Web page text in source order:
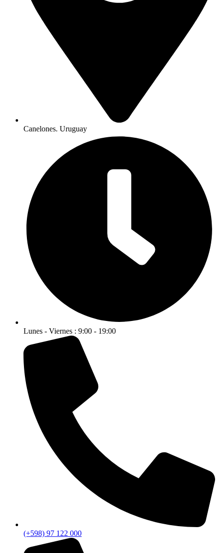
Canelones. Uruguay
Lunes - Viernes : 9:00 - 19:00
(+598) 97 122 000